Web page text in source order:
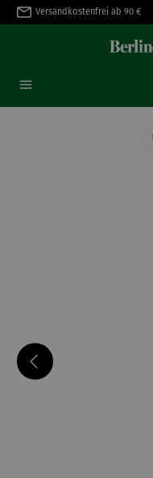
springen
Versandkostenfrei ab 90 €